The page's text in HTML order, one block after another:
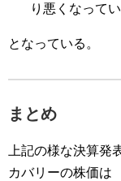
り悪くなって
となっている。
まとめ
上記の様な決算発
カバリーの株価は